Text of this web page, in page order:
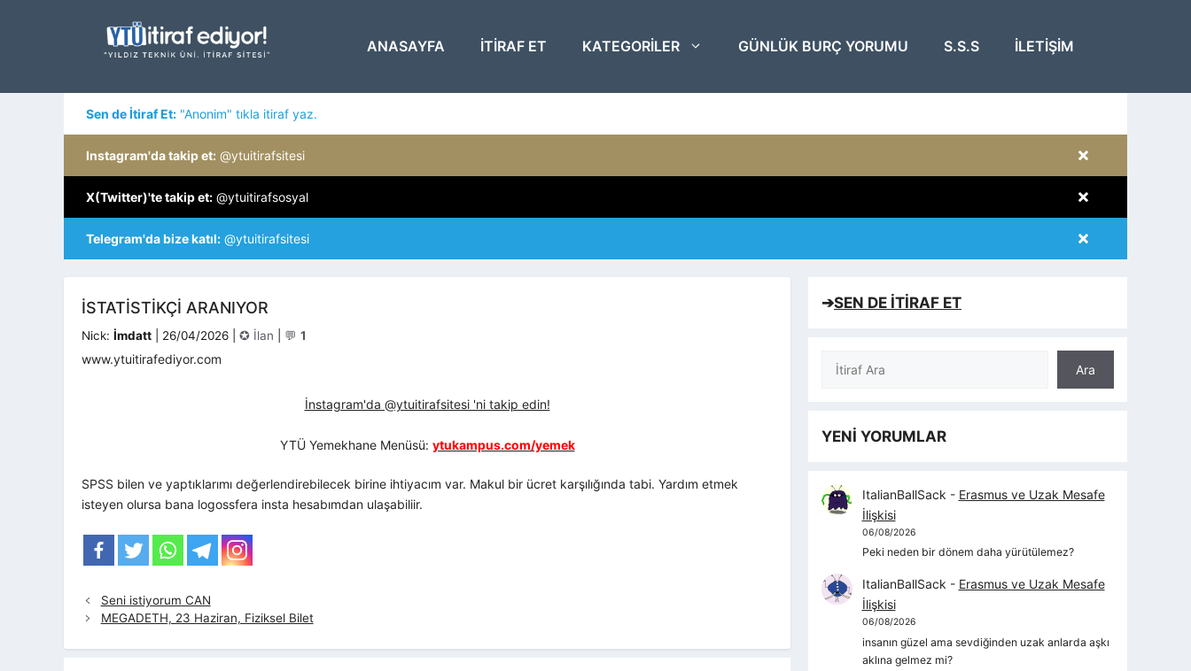
ANASAYFA ITIRAF ET KATEGORILER GÜNLÜK BURÇ YORUMU S.S.S İLETIŞIM
Sen de İtiraf Et: "Anonim" tıkla itiraf yaz.
×
Instagram'da takip et: @ytuitirafsitesi
×
X(Twitter)'te takip et: @ytuitirafsosyal
×
Telegram'da bize katıl: @ytuitirafsitesi
İSTATISTIKÇI ARANIYOR
Nick: İmdatt 26/04/2026 Kategoriler
✪ İlan 💬 1
www.ytuitirafediyor.com
İnstagram'da @ytuitirafsitesi 'ni takip edin!
YTÜ Yemekhane Menüsü: ytukampus.com/yemek
SPSS bilen ve yaptıklarımı değerlendirebilecek birine ihtiyacım var. Makul bir ücret karşılığında tabi. Yardım etmek
isteyen olursa bana logossfera insta hesabımdan ulaşabiliir.
Seni istiyorum CAN
MEGADETH, 23 Haziran, Fiziksel Bilet
➔SEN DE İTİRAF ET
Ara
Ara
YENİ YORUMLAR
ItalianBallSack - Erasmus ve Uzak Mesafe
İlişkisi
06/08/2026
Peki neden bir dönem daha yürütülemez?
ItalianBallSack - Erasmus ve Uzak Mesafe
İlişkisi
06/08/2026
insanın güzel ama sevdiğinden uzak anlarda aşkı
aklına gelmez mi?